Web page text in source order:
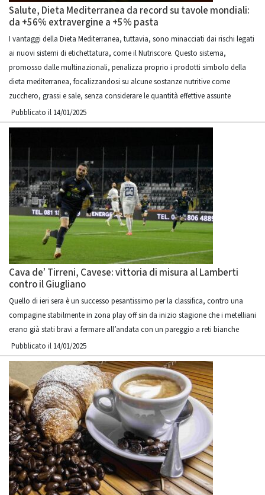
Salute, Dieta Mediterranea da record su tavole mondiali:
da +56% extravergine a +5% pasta
I vantaggi della Dieta Mediterranea, tuttavia, sono minacciati dai rischi legati
ai nuovi sistemi di etichettatura, come il Nutriscore. Questo sistema,
promosso dalle multinazionali, penalizza proprio i prodotti simbolo della
dieta mediterranea, focalizzandosi su alcune sostanze nutritive come
zucchero, grassi e sale, senza considerare le quantità effettive assunte
Pubblicato il 14/01/2025
Cava de’ Tirreni, Cavese: vittoria di misura al Lamberti
contro il Giugliano
Quello di ieri sera è un successo pesantissimo per la classifica, contro una
compagine stabilmente in zona play off sin da inizio stagione che i metelliani
erano già stati bravi a fermare all’andata con un pareggio a reti bianche
Pubblicato il 14/01/2025